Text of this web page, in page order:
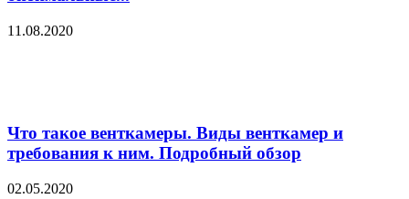
11.08.2020
Что такое венткамеры. Виды венткамер и
требования к ним. Подробный обзор
02.05.2020